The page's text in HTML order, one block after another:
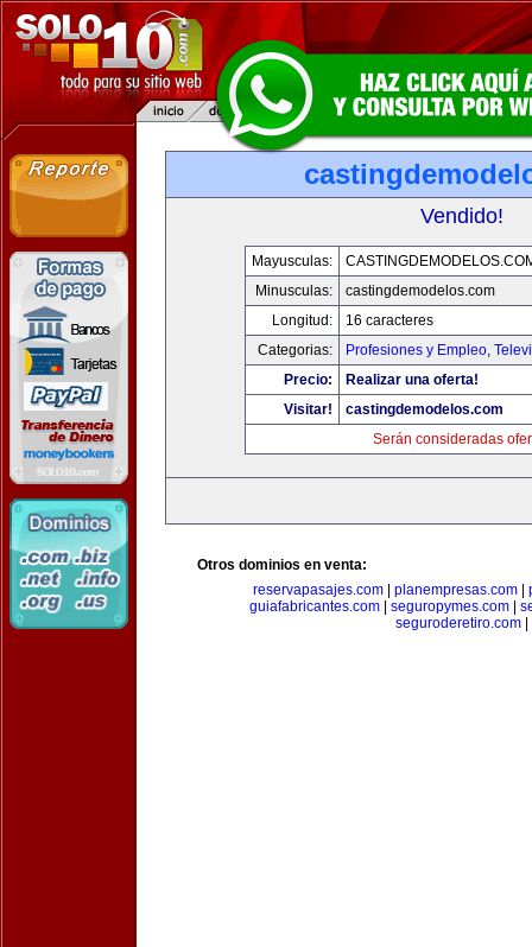
Vendido!
Mayusculas:
Minusculas:
castingdemodelos.com
Longitud:
16 caracteres
Categorias:
Profesiones y Empleo,
Precio:
Realizar una oferta!
Visitar!
castingdemodelos.com
Serán consideradas
Otros dominios en venta:
reservapasajes.com
planempresas.com
guiafabricantes.com| seguropymes.com|
seguroderetiro.com